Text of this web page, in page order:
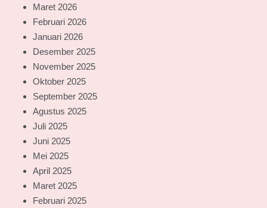
Maret 2026
Februari 2026
Januari 2026
Desember 2025
November 2025
Oktober 2025
September 2025
Agustus 2025
Juli 2025
Juni 2025
Mei 2025
April 2025
Maret 2025
Februari 2025